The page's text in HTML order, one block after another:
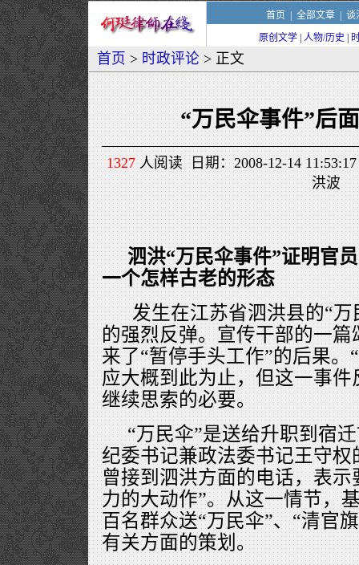
首页 全部文章| 谈
原创文学 人物/历史
首页 > 时政评论 > 正文
“万民伞事件”后
1327人阅读 日期：2008-12-14
洪波
泗洪“万民伞事件”证明官
一个怎样古老的形态
发生在江苏省泗洪县的“万
的强烈反弹。宣传干部的一
来了“暂停手头工作”的后果。
应大概到此为止，但这一事
继续思索的必要。
“万民伞”是送给升职到宿
纪委书记兼政法委书记王守
曾接到泗洪方面的电话，表
力的大动作”。从这一情节，
百名群众送“万民伞”、“清官
有关方面的策划。